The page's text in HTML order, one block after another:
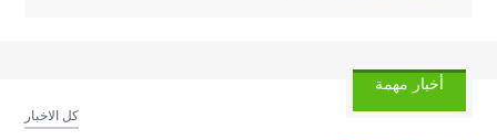
أخبار مهمة
كل الاخبار